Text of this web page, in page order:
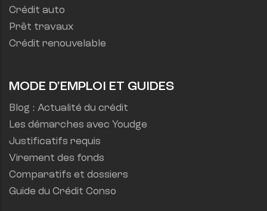
Crédit auto
Prêt travaux
Crédit renouvelable
MODE D'EMPLOI ET GUIDES
Blog : Actualité du crédit
Les démarches avec Youdge
Justificatifs requis
Virement des fonds
Comparatifs et dossiers
Guide du Crédit Conso